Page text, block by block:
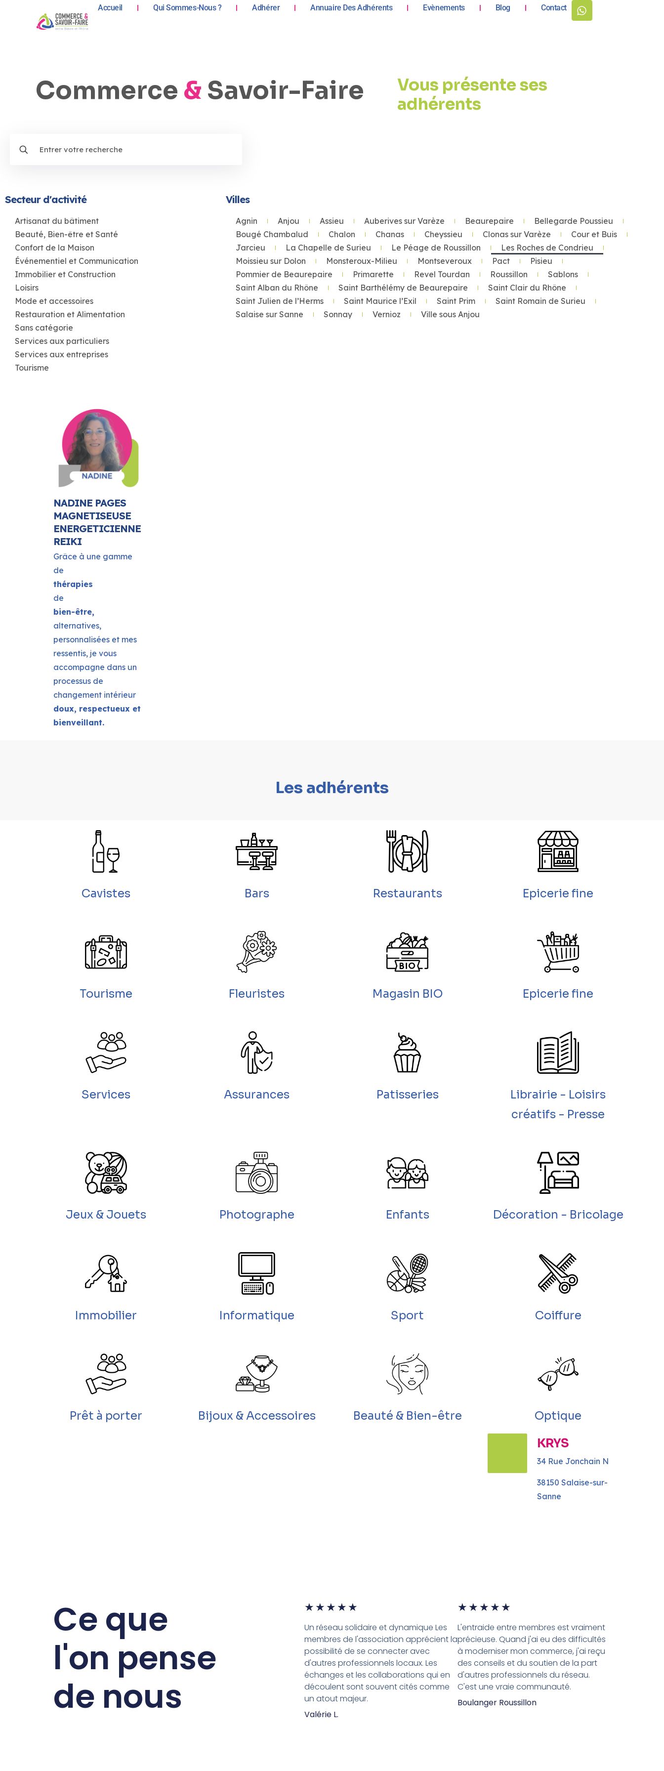
Accueil Qui Sommes-Nous ? Adhérer Annuaire Des Adhérents Evènements Blog Contact
Commerce & Savoir-Faire
Vous présente ses
adhérents
Secteur d'activité
Artisanat du bâtiment
Beauté, Bien-être et Santé
Confort de la Maison
Événementiel et Communication
Immobilier et Construction
Loisirs
Mode et accessoires
Restauration et Alimentation
Sans catégorie
Services aux particuliers
Services aux entreprises
Tourisme
Villes
Agnin Anjou Assieu Auberives sur Varèze Beaurepaire
Bellegarde Poussieu
Bougé Chambalud
Chalon Chanas Cheyssieu Clonas sur Varèze
Cour et Buis
Jarcieu
La Chapelle de Surieu Le Péage de Roussillon
Les Roches de Condrieu
Moissieu sur Dolon
Monsteroux-Milieu Montseveroux Pact
Pisieu
Pommier de Beaurepaire
Primarette Revel Tourdan Roussillon
Sablons
Saint Alban du Rhône
Saint Barthélémy de Beaurepaire
Saint Clair du Rhône
Saint Julien de l’Herms
Saint Maurice l’Exil Saint Prim
Saint Romain de Surieu
Salaise sur Sanne
Sonnay Vernioz Ville sous Anjou
NADINE PAGES
MAGNETISEUSE
ENERGETICIENNE
REIKI
Grâce à une gamme
de
thérapies
de
bien-être,
alternatives,
personnalisées et mes
ressentis, je vous
accompagne dans un
processus de
changement intérieur
doux, respectueux et
bienveillant.
Les adhérents
Cavistes Bars Restaurants Epicerie fine
Tourisme Fleuristes Magasin BIO Epicerie fine
Services Assurances Patisseries
Librairie - Loisirs
créatifs - Presse
Jeux & Jouets Photographe Enfants Décoration - Bricolage
Immobilier Informatique Sport Coiffure
Prêt à porter Bijoux & Accessoires Beauté & Bien-être Optique
KRYS
34 Rue Jonchain N
38150 Salaise-sur-
Sanne
Ce que
l'on pense
de nous
★ ★ ★ ★ ★
Un réseau solidaire et dynamique Les
membres de l'association apprécient la
possibilité de se connecter avec
d'autres professionnels locaux. Les
échanges et les collaborations qui en
découlent sont souvent cités comme
un atout majeur.
Valérie L.
★ ★ ★ ★ ★
L'entraide entre membres est vraiment
précieuse. Quand j'ai eu des difficultés
à moderniser mon commerce, j'ai reçu
des conseils et du soutien de la part
d'autres professionnels du réseau.
C'est une vraie communauté.
Boulanger Roussillon